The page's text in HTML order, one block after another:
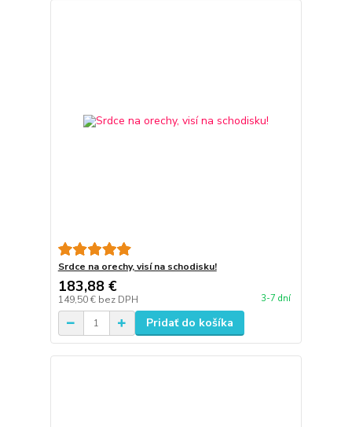
Srdce na orechy, visí na schodisku!
183,88 €
149,50 € bez DPH 3-7 dní
Pridať do košíka